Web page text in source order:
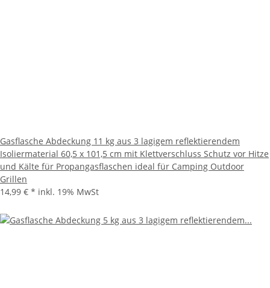
Gasflasche Abdeckung 11 kg aus 3 lagigem reflektierendem
Isoliermaterial 60,5 x 101,5 cm mit Klettverschluss Schutz vor Hitze
und Kälte für Propangasflaschen ideal für Camping Outdoor
Grillen
14,99 € * inkl. 19% MwSt